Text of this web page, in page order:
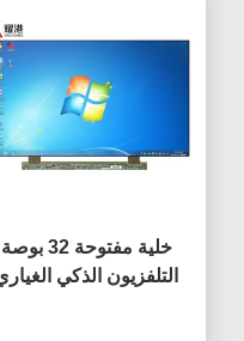
خلية مفتوحة 32 بوصة
التلفزيون الذكي الغياري